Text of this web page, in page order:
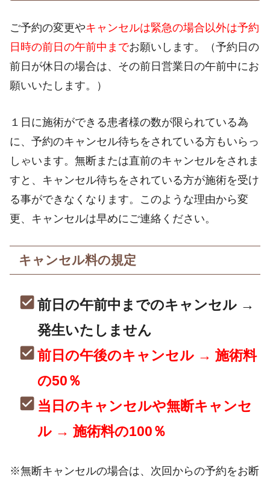
ご予約の変更やキャンセルは緊急の場合以外は予約
日時の前日の午前中までお願いします。（予約日の
前日が休日の場合は、その前日営業日の午前中にお
願いいたします。）
１日に施術ができる患者様の数が限られている為
に、予約のキャンセル待ちをされている方もいらっ
しゃいます。無断または直前のキャンセルをされま
すと、キャンセル待ちをされている方が施術を受け
る事ができなくなります。このような理由から変
更、キャンセルは早めにご連絡ください。
キャンセル料の規定
前日の午前中までのキャンセル →
発生いたしません
前日の午後のキャンセル → 施術料
の50％
当日のキャンセルや無断キャンセ
ル → 施術料の100％
※無断キャンセルの場合は、次回からの予約をお断